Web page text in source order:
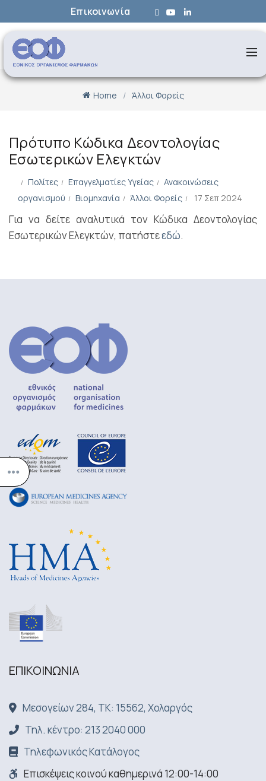
Επικοινωνία
Home Άλλοι Φορείς
Πρότυπο Κώδικα Δεοντολογίας
Εσωτερικών Ελεγκτών
Πολίτες Επαγγελματίες Υγείας
Ανακοινώσεις
οργανισμού
Βιομηχανία Άλλοι Φορείς 17 Σεπ 2024
Για να δείτε αναλυτικά τον Κώδικα Δεοντολογίας
Εσωτερικών Ελεγκτών, πατήστεεδώ.
ΕΠΙΚΟΙΝΩΝΙA
Μεσογείων 284, ΤΚ: 15562, Χολαργός
Τηλ. κέντρο: 213 2040 000
Τηλεφωνικός Κατάλογος
Επισκέψεις κοινού καθημερινά 12:00-14:00